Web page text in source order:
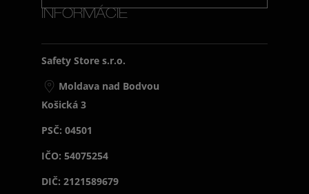
INFORMÁCIE
Safety Store s.r.o.
Moldava nad Bodvou
Košická 3
PSČ: 04501
IČO: 54075254
DIČ: 2121589679